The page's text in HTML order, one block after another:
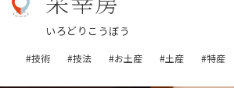
いろどりこうぼう
#技術 #技法 #お土産 #土産 #特産